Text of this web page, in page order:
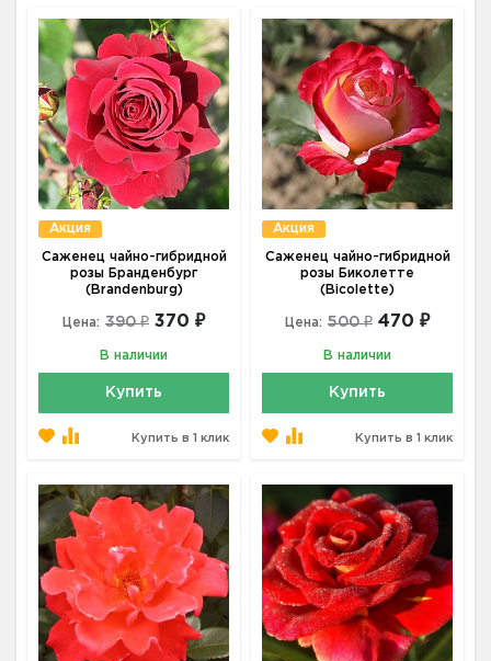
Акция
Саженец чайно-гибридной
розы Бранденбург
(Brandenburg)
Цена: 390 ₽ 370 ₽
В наличии
Купить
Купить в 1 клик
Акция
Саженец чайно-гибридной
розы Биколетте
(Bicolette)
Цена: 500 ₽ 470 ₽
В наличии
Купить
Купить в 1 клик